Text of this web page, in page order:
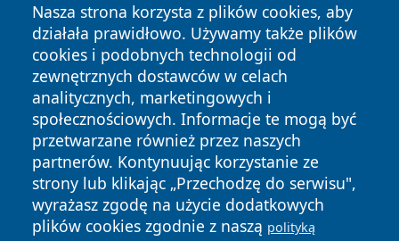
Nasza strona korzysta z plików cookies, aby
działała prawidłowo. Używamy także plików
cookies i podobnych technologii od
zewnętrznych dostawców w celach
analitycznych, marketingowych i
społecznościowych. Informacje te mogą być
przetwarzane również przez naszych
partnerów. Kontynuując korzystanie ze
strony lub klikając „Przechodzę do serwisu",
wyrażasz zgodę na użycie dodatkowych
plików cookies zgodnie z naszą polityką
Copyright © 2026 czestochowanews.pl Wszystkie prawa
zastrzeżone.
News Autorzy
Polityka
Prywatności
Polityka
Cookies
cześć